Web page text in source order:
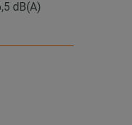
dB(A)